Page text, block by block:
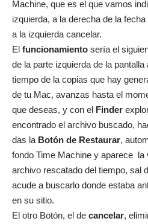
Machine, que es el que vamos
izquierda, a la derecha de la
a la izquierda cancelar.
El funcionamiento sería el
de la parte izquierda de la
tiempo de la copias que hay
de tu Mac, avanzas hasta el
que deseas, y con el Finder
encontrado el archivo buscado,
das la Botón de Restaurar,
fondo Time Machine y aparece la
archivo rescatado del tiempo, sal
acude a buscarlo donde estaba
en su sitio.
El otro Botón, el de cancelar,